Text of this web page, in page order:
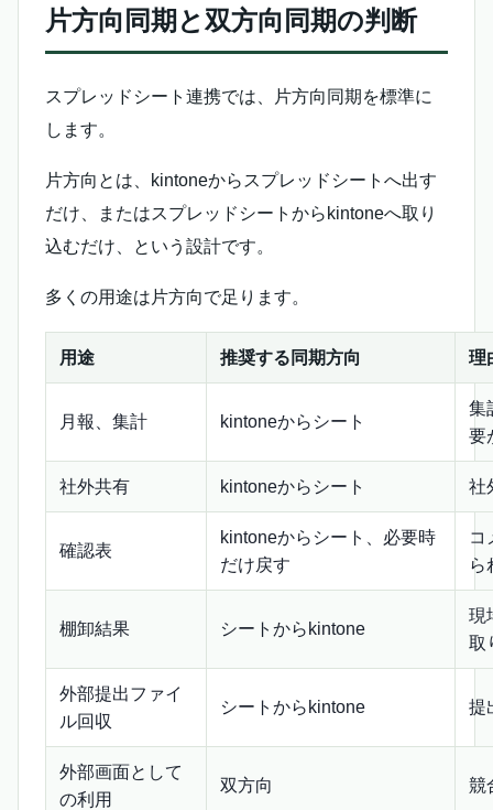
片方向同期と双方向同期の判断
スプレッドシート連携では、片方向同期を標準に
します。
片方向とは、kintoneからスプレッドシートへ出す
だけ、またはスプレッドシートからkintoneへ取り
込むだけ、という設計です。
多くの用途は片方向で足ります。
用途 推奨する同期方向 理
月報、集計 kintoneからシート
集
要
社外共有 kintoneからシート 社
確認表
kintoneからシート、必要時
だけ戻す
コ
ら
棚卸結果 シートからkintone
現
取
外部提出ファイ
ル回収
シートからkintone 提
外部画面として
の利用
双方向 競